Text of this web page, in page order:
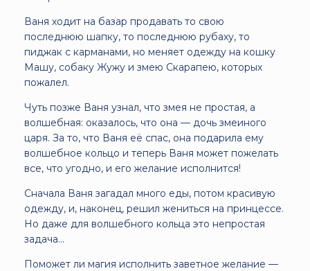
Ваня ходит на базар продавать то свою
последнюю шапку, то последнюю рубаху, то
пиджак с карманами, но меняет одежду на кошку
Машу, собаку Жужу и змею Скарапею, которых
пожалел.
Чуть позже Ваня узнал, что змея не простая, а
волшебная: оказалось, что она — дочь змеиного
царя. За то, что Ваня её спас, она подарила ему
волшебное кольцо и теперь Ваня может пожелать
все, что угодно, и его желание исполнится!
Сначала Ваня загадал много еды, потом красивую
одежду, и, наконец, решил жениться на принцессе.
Но даже для волшебного кольца это непростая
задача...
Поможет ли магия исполнить заветное желание —